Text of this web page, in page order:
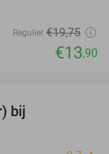
Regulier €19,75
€13,90
bij